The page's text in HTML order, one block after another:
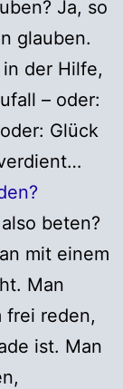
Ja, so
glauben.
der Hilfe,
– oder:
Glück
beten?
mit einem
Man
frei reden,
ist. Man